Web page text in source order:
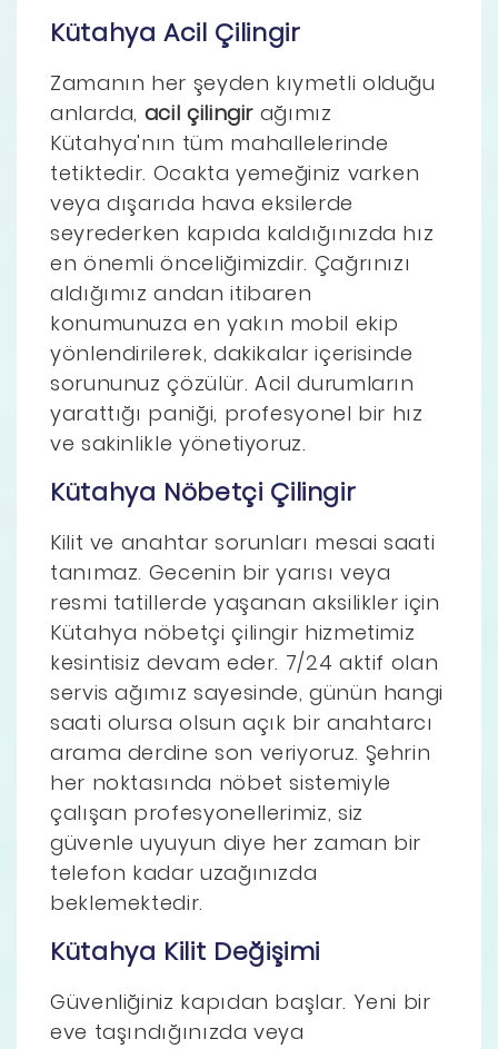
Kütahya Acil Çilingir
Zamanın her şeyden kıymetli olduğu
anlarda, acil çilingir ağımız
Kütahya'nın tüm mahallelerinde
tetiktedir. Ocakta yemeğiniz varken
veya dışarıda hava eksilerde
seyrederken kapıda kaldığınızda hız
en önemli önceliğimizdir. Çağrınızı
aldığımız andan itibaren
konumunuza en yakın mobil ekip
yönlendirilerek, dakikalar içerisinde
sorununuz çözülür. Acil durumların
yarattığı paniği, profesyonel bir hız
ve sakinlikle yönetiyoruz.
Kütahya Nöbetçi Çilingir
Kilit ve anahtar sorunları mesai saati
tanımaz. Gecenin bir yarısı veya
resmi tatillerde yaşanan aksilikler için
Kütahya nöbetçi çilingir hizmetimiz
kesintisiz devam eder. 7/24 aktif olan
servis ağımız sayesinde, günün hangi
saati olursa olsun açık bir anahtarcı
arama derdine son veriyoruz. Şehrin
her noktasında nöbet sistemiyle
çalışan profesyonellerimiz, siz
güvenle uyuyun diye her zaman bir
telefon kadar uzağınızda
beklemektedir.
Kütahya Kilit Değişimi
Güvenliğiniz kapıdan başlar. Yeni bir
eve taşındığınızda veya